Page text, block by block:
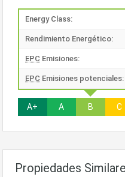
Energy Class:
Rendimiento Energético:
EPC Emisiones:
EPC Emisiones potenciales:
A+ A B C
Propiedades